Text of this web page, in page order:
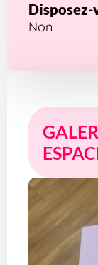
Disposez-
Non